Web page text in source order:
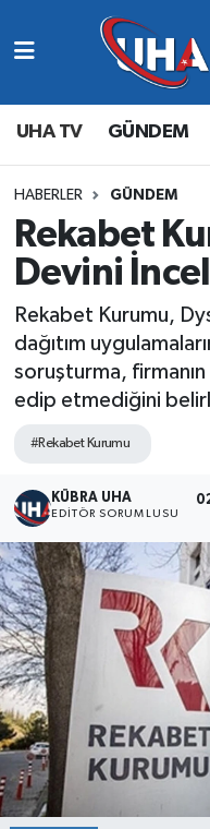
UHA TV GÜNDEM
HABERLER GÜNDEM
Rekabet
Devini
Rekabet Kurumu,
dağıtım
soruşturma, firmanın
edip etmediğini
#Rekabet Kurumu
KÜBRA UHA
EDİTÖR SORUMLUSU
Abone Ol
Gündem
Ekonomi
Magazin
Siyaset
Spor
Nöbetçi
Hava Durumu
Namaz Vakitleri
Trafik Durumu
Süper Lig Puan
Tüm Manşetler
Son Dakika